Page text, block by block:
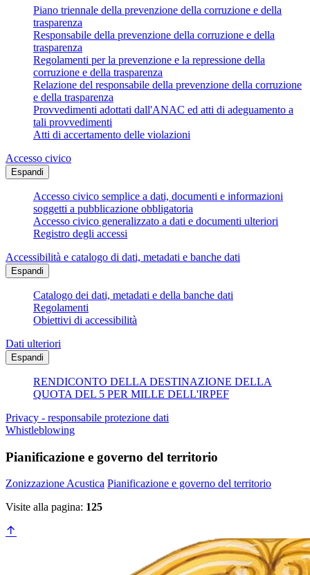
Piano triennale della prevenzione della corruzione e della
trasparenza
Responsabile della prevenzione della corruzione e della
trasparenza
Regolamenti per la prevenzione e la repressione della
corruzione e della trasparenza
Relazione del responsabile della prevenzione della corruzione
e della trasparenza
Provvedimenti adottati dall'ANAC ed atti di adeguamento a
tali provvedimenti
Atti di accertamento delle violazioni
Accesso civico
Espandi
Accesso civico semplice a dati, documenti e informazioni
soggetti a pubblicazione obbligatoria
Accesso civico generalizzato a dati e documenti ulteriori
Registro degli accessi
Accessibilità e catalogo di dati, metadati e banche dati
Espandi
Catalogo dei dati, metadati e della banche dati
Regolamenti
Obiettivi di accessibilità
Dati ulteriori
Espandi
RENDICONTO DELLA DESTINAZIONE DELLA
QUOTA DEL 5 PER MILLE DELL'IRPEF
Privacy - responsabile protezione dati
Whistleblowing
Pianificazione e governo del territorio
Zonizzazione Acustica Pianificazione e governo del territorio
Visite alla pagina: 125